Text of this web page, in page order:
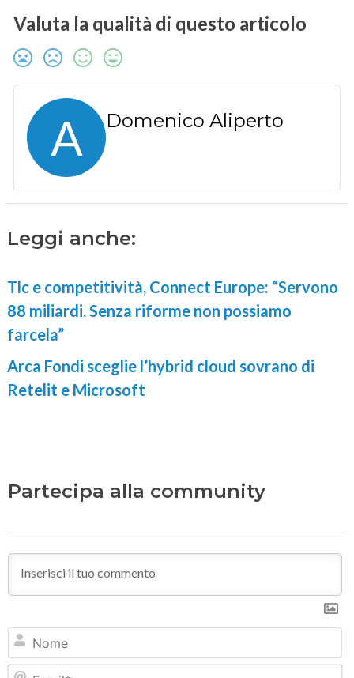
Valuta la qualità di questo articolo
A Domenico Aliperto
Leggi anche:
Tlc e competitività, Connect Europe: “Servono
88 miliardi. Senza riforme non possiamo
farcela”
Arca Fondi sceglie l’hybrid cloud sovrano di
Retelit e Microsoft
Partecipa alla community